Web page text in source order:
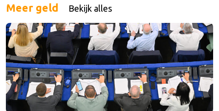
Meer geld Bekijk alles